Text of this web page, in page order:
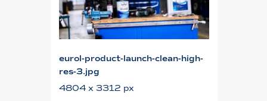
eurol-product-launch-clean-high-
res-3.jpg
4804 x 3312 px